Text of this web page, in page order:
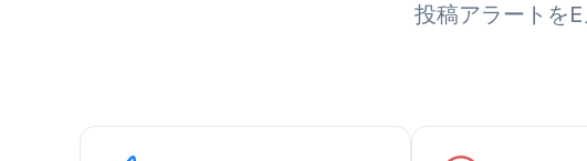
投稿アラートを